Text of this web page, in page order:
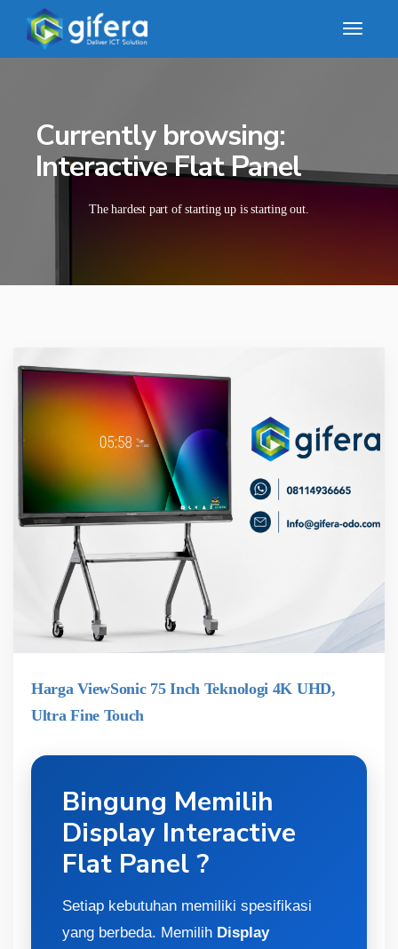
Currently browsing:
Interactive Flat Panel
The hardest part of starting up is starting out.
Harga ViewSonic 75 Inch Teknologi 4K UHD,
Ultra Fine Touch
Bingung Memilih
Display Interactive
Flat Panel ?
Setiap kebutuhan memiliki spesifikasi
yang berbeda. Memilih Display